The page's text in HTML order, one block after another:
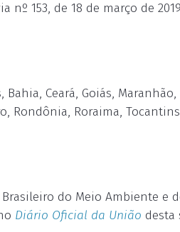
nº 153, de 18 de março de
Bahia, Ceará, Goiás,
Rondônia, Roraima,
do Meio Ambiente e
Diário Oficial da União desta